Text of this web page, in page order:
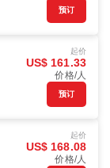
预订
起价
US$ 161.33
价格/人
预订
起价
US$ 168.08
价格/人